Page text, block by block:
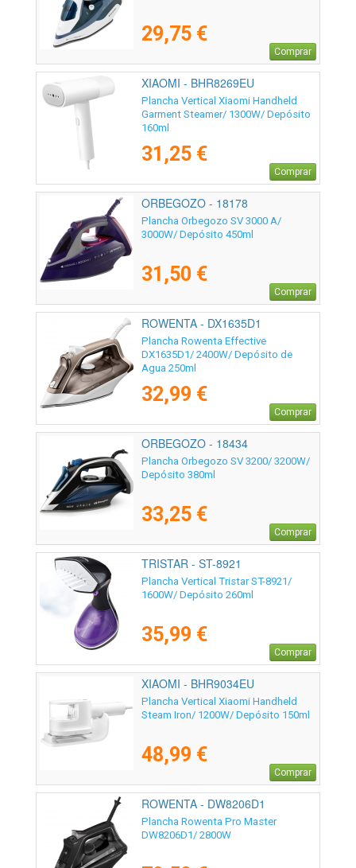
29,75 €
Comprar
XIAOMI - BHR8269EU
Plancha Vertical Xiaomi Handheld
Garment Steamer/ 1300W/ Depósito
160ml
31,25 €
Comprar
ORBEGOZO - 18178
Plancha Orbegozo SV 3000 A/
3000W/ Depósito 450ml
31,50 €
Comprar
ROWENTA - DX1635D1
Plancha Rowenta Effective
DX1635D1/ 2400W/ Depósito de
Agua 250ml
32,99 €
Comprar
ORBEGOZO - 18434
Plancha Orbegozo SV 3200/ 3200W/
Depósito 380ml
33,25 €
Comprar
TRISTAR - ST-8921
Plancha Vertical Tristar ST-8921/
1600W/ Depósito 260ml
35,99 €
Comprar
XIAOMI - BHR9034EU
Plancha Vertical Xiaomi Handheld
Steam Iron/ 1200W/ Depósito 150ml
48,99 €
Comprar
ROWENTA - DW8206D1
Plancha Rowenta Pro Master
DW8206D1/ 2800W